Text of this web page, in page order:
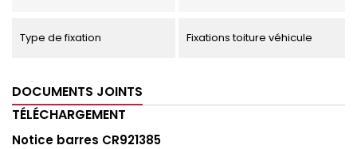
Type de fixation Fixations toiture véhicule
DOCUMENTS JOINTS
TÉLÉCHARGEMENT
Notice barres CR921385